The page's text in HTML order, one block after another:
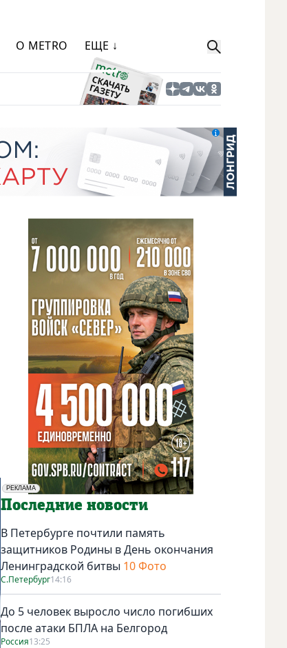
О METRO ЕЩЕ ↓
РЕКЛАМА
Социальная реклама
Последние новости
В Петербурге почтили память
защитников Родины в День окончания
Ленинградской битвы 10 Фото
С.Петербург14:16
До 5 человек выросло число погибших
после атаки БПЛА на Белгород
Россия13:25